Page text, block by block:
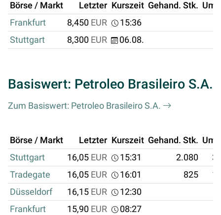
Börse / Markt Letzter Kurszeit Gehand. Stk.
Frankfurt
8,450 EUR
15:36
Stuttgart
8,300 EUR 06.08.
Basiswert: Petroleo Brasileiro S.A.
Zum Basiswert: Petroleo Brasileiro S.A.
Börse / Markt Letzter Kurszeit Gehand. Stk.
Stuttgart
16,05 EUR 15:31 2.080
Tradegate
16,05 EUR 16:01 825
Düsseldorf
16,15 EUR
12:30
Frankfurt
15,90 EUR
08:27